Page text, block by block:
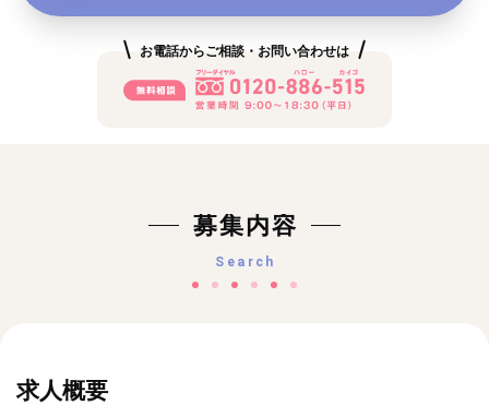
お電話からご相談・お問い合わせは
募集内容
Search
求人概要